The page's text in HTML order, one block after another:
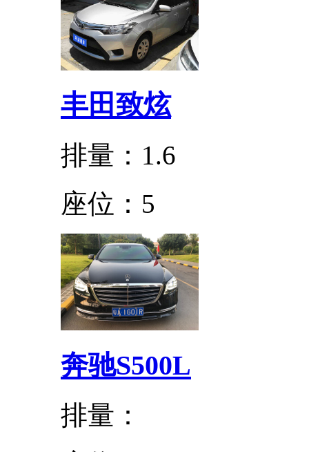
丰田致炫
排量：1.6
座位：5
奔驰S500L
排量：